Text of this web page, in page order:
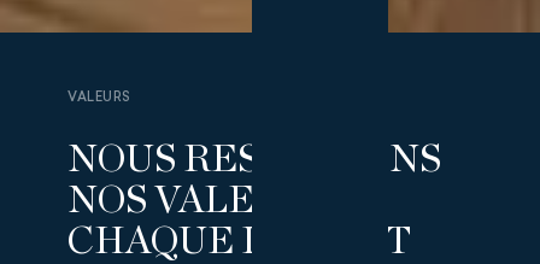
VALEURS
NOUS RESPECTONS
NOS VALEURS À
CHAQUE INSTANT